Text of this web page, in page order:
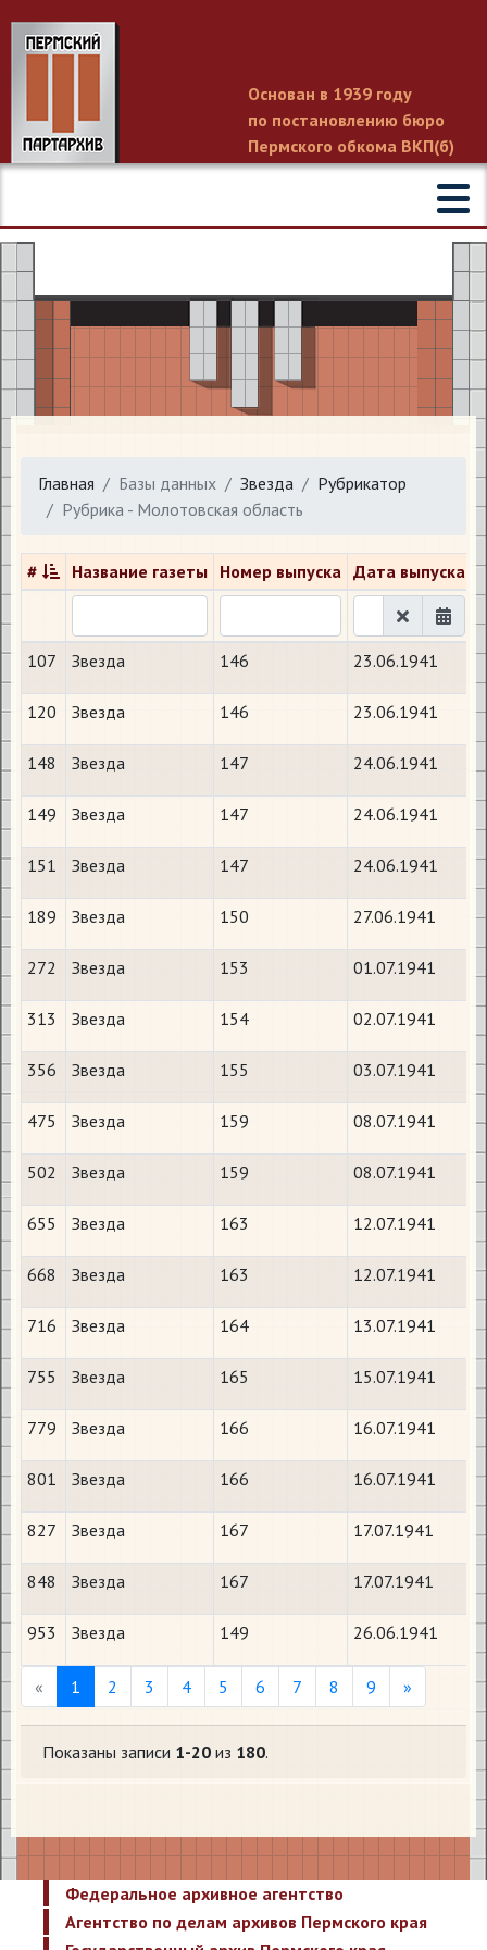
Основан в 1939 году
по постановлению бюро
Пермского обкома ВКП(б)
Главная Базы данных Звезда
Рубрикатор
Рубрика - Молотовская область
# Название газеты Номер выпуска Дата выпуска
107 Звезда 146 23.06.1941
120 Звезда 146 23.06.1941
148 Звезда 147 24.06.1941
149 Звезда 147 24.06.1941
151 Звезда 147 24.06.1941
189 Звезда 150 27.06.1941
272 Звезда 153 01.07.1941
313 Звезда 154 02.07.1941
356 Звезда 155 03.07.1941
475 Звезда 159 08.07.1941
502 Звезда 159 08.07.1941
655 Звезда 163 12.07.1941
668 Звезда 163 12.07.1941
716 Звезда 164 13.07.1941
755 Звезда 165 15.07.1941
779 Звезда 166 16.07.1941
801 Звезда 166 16.07.1941
827 Звезда 167 17.07.1941
848 Звезда 167 17.07.1941
953 Звезда 149 26.06.1941
« Previous
1 2 3 4 5 6 7 8 9 »
Показаны записи 1-20 из 180.
Федеральное архивное агентство
Агентство по делам архивов Пермского края